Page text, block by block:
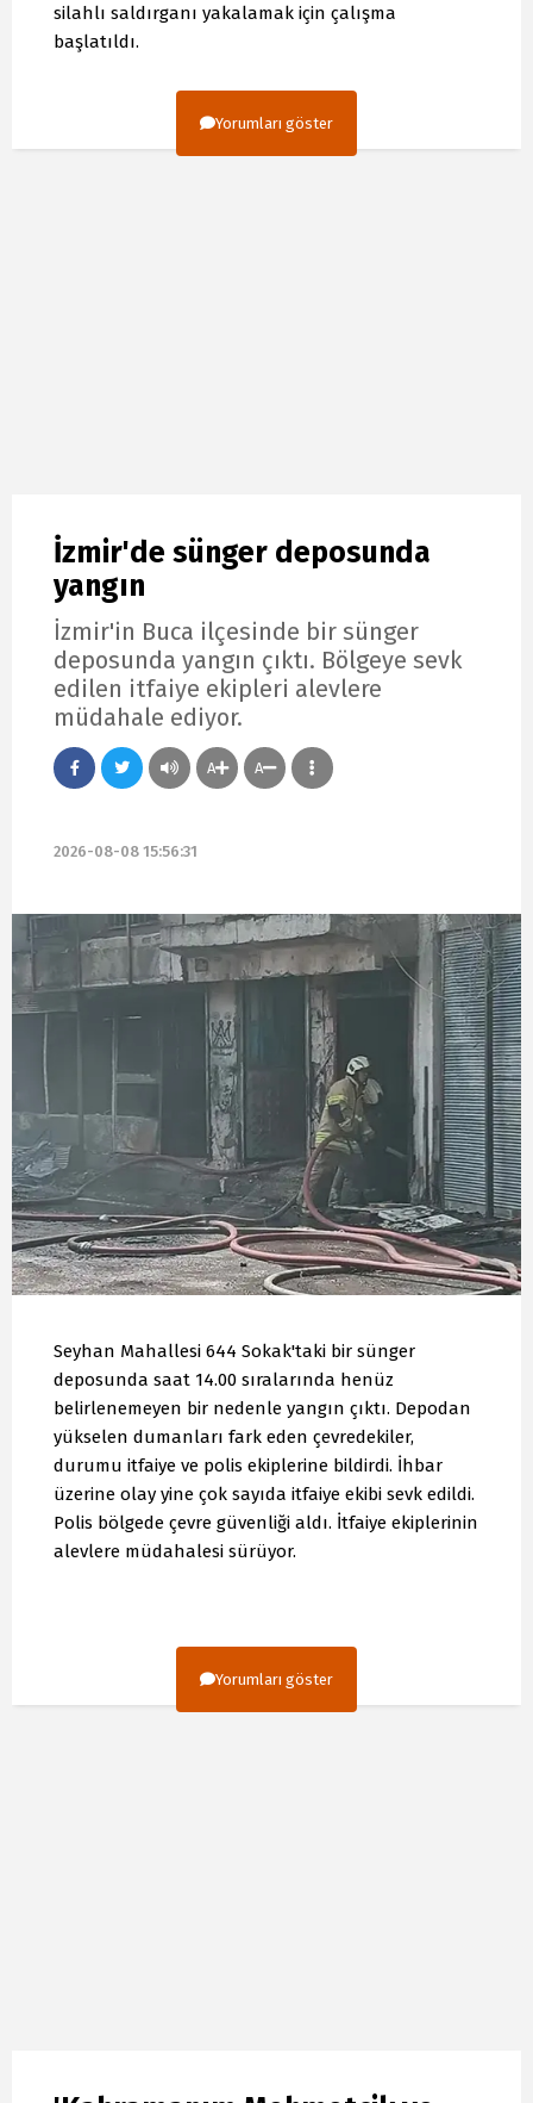
silahlı saldırganı yakalamak için çalışma
başlatıldı.
Yorumları göster
İzmir'de sünger deposunda
yangın
İzmir'in Buca ilçesinde bir sünger
deposunda yangın çıktı. Bölgeye sevk
edilen itfaiye ekipleri alevlere
müdahale ediyor.
A A
2026-08-08 15:56:31
Seyhan Mahallesi 644 Sokak'taki bir sünger
deposunda saat 14.00 sıralarında henüz
belirlenemeyen bir nedenle yangın çıktı. Depodan
yükselen dumanları fark eden çevredekiler,
durumu itfaiye ve polis ekiplerine bildirdi. İhbar
üzerine olay yine çok sayıda itfaiye ekibi sevk edildi.
Polis bölgede çevre güvenliği aldı. İtfaiye ekiplerinin
alevlere müdahalesi sürüyor.
Yorumları göster